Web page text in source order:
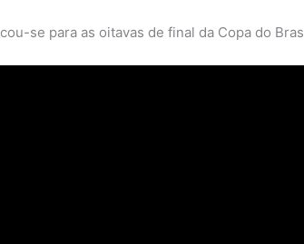
se para as oitavas de final da Copa do